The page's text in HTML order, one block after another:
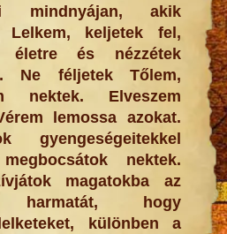
mindnyájan, akik
Lelkem, keljetek fel,
életre és nézzétek
Ne féljetek Tőlem,
nektek. Elveszem
lemossa azokat.
gyengeségeitekkel
nektek.
magatokba az
harmatát, hogy
különben a